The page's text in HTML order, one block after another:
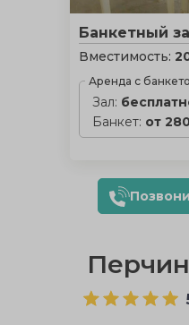
Банкетный
Вместимость:
Аренда с
Зал:
Банкет: от